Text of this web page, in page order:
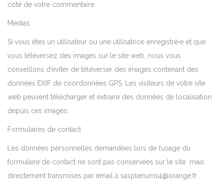
coté de votre commentaire.
Médias
Si vous êtes un utilisateur ou une utilisatrice enregistré·e et que
vous téléversez des images sur le site web, nous vous
conseillons d’éviter de téléverser des images contenant des
données EXIF de coordonnées GPS. Les visiteurs de votre site
web peuvent télécharger et extraire des données de localisation
depuis ces images.
Formulaires de contact
Les données personnelles demandées lors de l’usage du
formulaire de contact ne sont pas conservées sur le site mais
directement transmises par email à sasplenum14@orange.fr .